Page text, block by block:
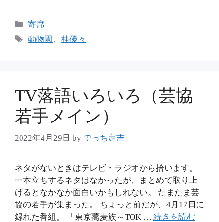
カ
テ
寄席
タ
動物園 、桂優々
TV落語いろいろ（芸協
若手メイン）
2022年4月29日 by でっち定吉
ネタがないときはテレビ・ラジオから拾います。
一本立ちするネタはなかったが、まとめて取り上
げるとなかなか面白いかもしれない。 たまたま芸
協の若手が集まった。 ちょっと前だが、4月17日に
録れた番組。 「東京蕎麦族～TOK … 続きを読む